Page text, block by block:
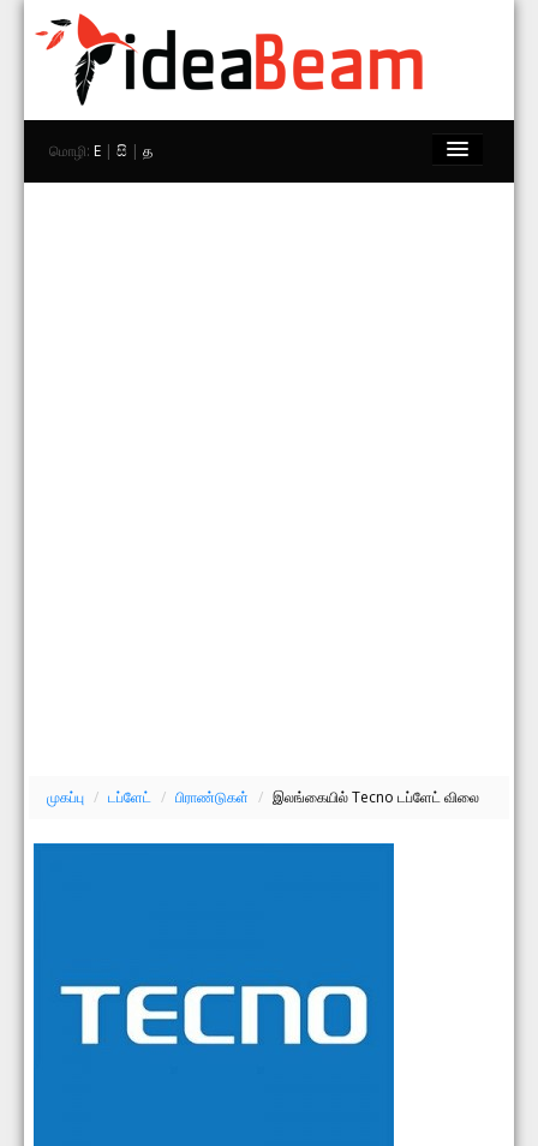
மொழி: E | සි | த
முகப்பு
முகப்பு / டப்ளேட் / பிராண்டுகள் / இலங்கையில் Tecno டப்ளேட் விலை